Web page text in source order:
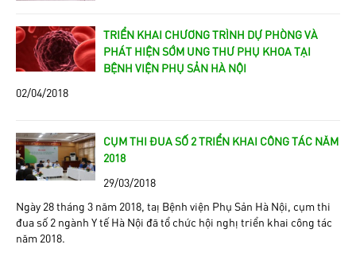
TRIỂN KHAI CHƯƠNG TRÌNH DỰ PHÒNG VÀ
PHÁT HIỆN SỚM UNG THƯ PHỤ KHOA TẠI
BỆNH VIỆN PHỤ SẢN HÀ NỘI
02/04/2018
CỤM THI ĐUA SỐ 2 TRIỂN KHAI CÔNG TÁC NĂM
2018
29/03/2018
Ngày 28 tháng 3 năm 2018, taị Bệnh viện Phụ Sản Hà Nội, cụm thi
đua số 2 ngành Y tế Hà Nội đã tổ chức hội nghị triển khai công tác
năm 2018.